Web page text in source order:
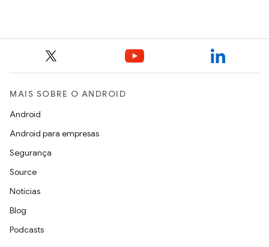
MAIS SOBRE O ANDROID
Android
Android para empresas
Segurança
Source
Notícias
Blog
Podcasts